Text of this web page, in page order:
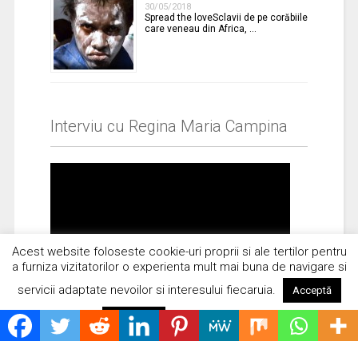
30/05/2018
Spread the loveSclavii de pe corăbiile
care veneau din Africa, …
Interviu cu Regina Maria Campina
Acest website foloseste cookie-uri proprii si ale tertilor pentru
a furniza vizitatorilor o experienta mult mai buna de navigare si
servicii adaptate nevoilor si interesului fiecaruia.
Acceptă
Respinge Citește mai mult